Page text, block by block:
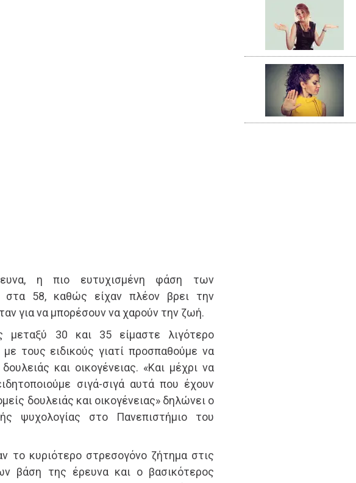
η πιο ευτυχισμένη φάση των
στα 58, καθώς είχαν πλέον βρει την
για να μπορέσουν να χαρούν την ζωή.
μεταξύ 30 και 35 είμαστε λιγότερο
τους ειδικούς γιατί προσπαθούμε να
και οικογένειας. «Και μέχρι να
σιγά-σιγά αυτά που έχουν
δουλειάς και οικογένειας» δηλώνει ο
ψυχολογίας στο Πανεπιστήμιο του
το κυριότερο στρεσογόνο ζήτημα στις
βάση της έρευνα και ο βασικότερος